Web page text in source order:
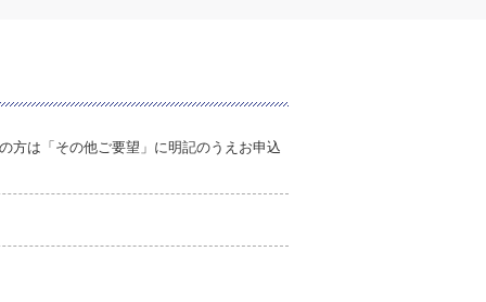
方は「その他ご要望」に明記のうえお申込